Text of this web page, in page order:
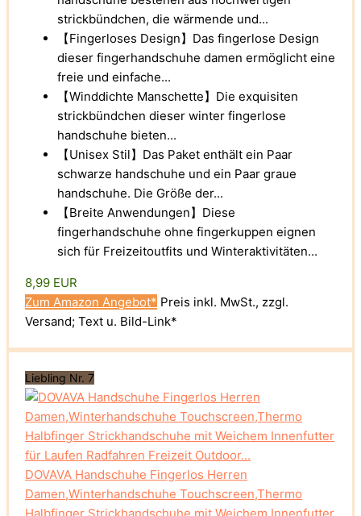
strickbündchen, die wärmende und...
【Fingerloses Design】Das fingerlose Design
dieser fingerhandschuhe damen ermöglicht eine
freie und einfache...
【Winddichte Manschette】Die exquisiten
strickbündchen dieser winter fingerlose
handschuhe bieten...
【Unisex Stil】Das Paket enthält ein Paar
schwarze handschuhe und ein Paar graue
handschuhe. Die Größe der...
【Breite Anwendungen】Diese
fingerhandschuhe ohne fingerkuppen eignen
sich für Freizeitoutfits und Winteraktivitäten...
8,99 EUR
Zum Amazon Angebot* Preis inkl. MwSt., zzgl.
Versand; Text u. Bild-Link*
Liebling Nr. 7
DOVAVA Handschuhe Fingerlos Herren
Damen,Winterhandschuhe Touchscreen,Thermo